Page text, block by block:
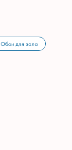
Обои для зала